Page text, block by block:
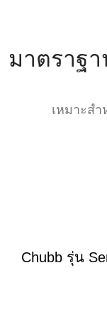
มาตราฐ
เหมาะส
Chubb รุ่น